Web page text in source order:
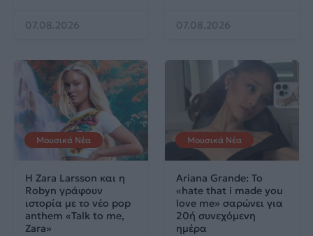
07.08.2026 07.08.2026
Μουσικά Νέα
Η Zara Larsson και η
Robyn γράφουν
ιστορία με το νέο pop
anthem «Talk to me,
Zara»
Μουσικά Νέα
Ariana Grande: Το
«hate that i made you
love me» σαρώνει για
20ή συνεχόμενη
ημέρα